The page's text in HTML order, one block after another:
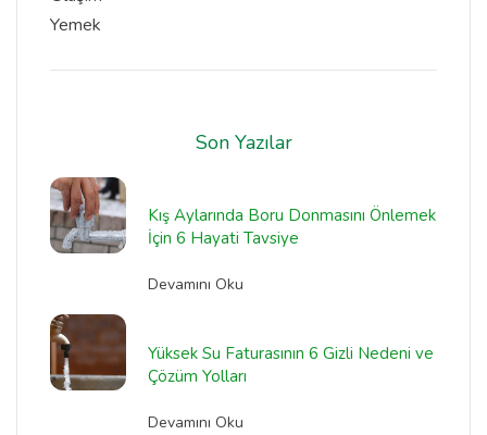
Yemek
Son Yazılar
Kış Aylarında Boru Donmasını Önlemek
İçin 6 Hayati Tavsiye
Devamını Oku
Yüksek Su Faturasının 6 Gizli Nedeni ve
Çözüm Yolları
Devamını Oku